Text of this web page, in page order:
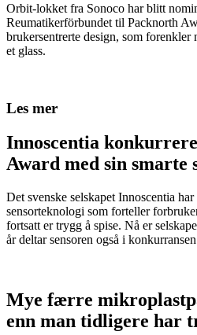
Orbit-lokket fra Sonoco har blitt
Reumatikerförbundet til Packnorth
brukersentrerte design, som forenkler
et glass.
Les mer
Innoscentia
Award med sin smarte
Det svenske selskapet Innoscentia
sensorteknologi som forteller
fortsatt er trygg å spise. Nå er
år deltar sensoren også i
Mye færre
enn man tidligere har